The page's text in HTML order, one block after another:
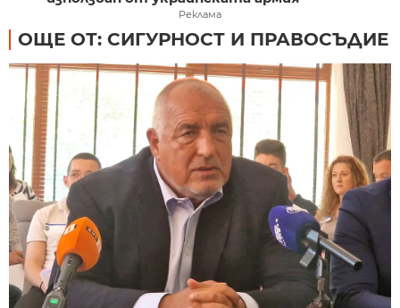
Реклама
ОЩЕ ОТ: СИГУРНОСТ И ПРАВОСЪДИЕ